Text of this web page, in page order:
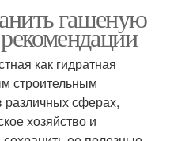
гашеную
как гидратная
строительным
сферах,
хозяйство и